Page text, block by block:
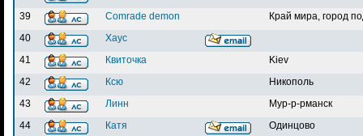
39
Comrade demon
Край мира, город
40
Хаус
41
Квиточка
Kiev
42
Ксю
Никополь
43
Линн
Мур-р-рманск
44
Катя
Одинцово